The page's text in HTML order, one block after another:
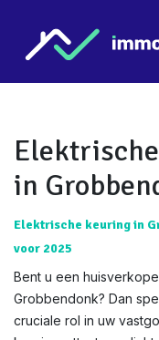
in
Elektrische keuring in
voor 2025
Bent u een
Grobbendonk? Dan
cruciale rol in uw